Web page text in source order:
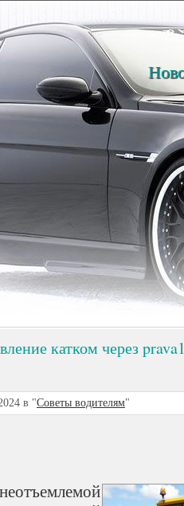
катком через
в "Советы водителям"